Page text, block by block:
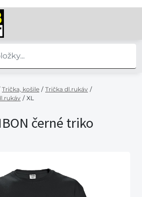
Trička, košile / Trička dl.rukáv /
/ XL
černé triko